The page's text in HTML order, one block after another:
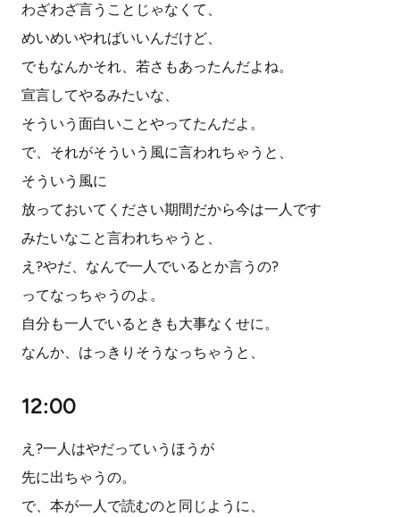
わざわざ言うことじゃなくて、
めいめいやればいいんだけど、
でもなんかそれ、若さもあったんだよね。
宣言してやるみたいな、
そういう面白いことやってたんだよ。
で、それがそういう風に言われちゃうと、
そういう風に
放っておいてください期間だから今は一人です
みたいなこと言われちゃうと、
え?やだ、なんで一人でいるとか言うの?
ってなっちゃうのよ。
自分も一人でいるときも大事なくせに。
なんか、はっきりそうなっちゃうと、
12:00
え?一人はやだっていうほうが
先に出ちゃうの。
で、本が一人で読むのと同じように、